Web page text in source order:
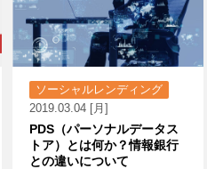
ソーシャルレンディング
2019.03.04 [月]
PDS（パーソナルデータス
トア）とは何か？情報銀行
との違いについて